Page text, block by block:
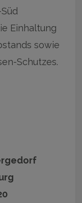
Einhaltung
sowie
Schutzes.